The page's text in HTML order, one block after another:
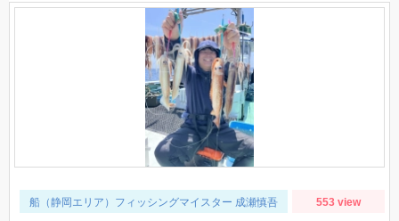
船（静岡エリア）フィッシングマイスター 成瀬慎吾 553 view